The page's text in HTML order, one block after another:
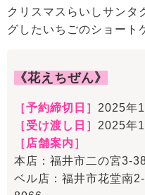
クリスマスらいしサンタ
グしたいちごのショート
《花えちぜん》
［予約締切日］ 2025年
［受け渡し日］ 2025年
［店舗案内］
本店：福井市二の宮3-
ベル店：福井市花堂